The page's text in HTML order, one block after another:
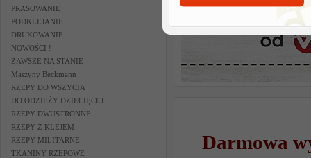
PRASOWANIE
PODKLEJANIE
DRUKOWANIE
NOWOŚCI !
ZAWSZE NA STANIE
Maszyny Beckmann
RZEPY DO WSZYCIA
DO ODZIEŻY DZIECIĘCEJ
RZEPY DWUSTRONNE
RZEPY Z KLEJEM
RZEPY MILITARNE
TKANINY RZEPOWE
Darmowa